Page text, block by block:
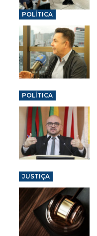
POLÍTICA
POLÍTICA
JUSTIÇA